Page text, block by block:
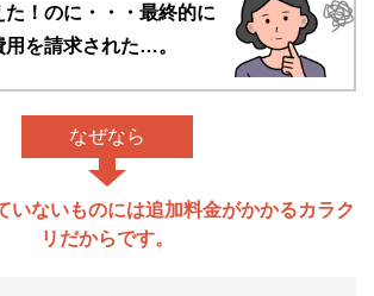
！のに・・・ 最終的に
を請求された…。
なぜなら
いないものには追加料金がかかるカラク
リだからです。